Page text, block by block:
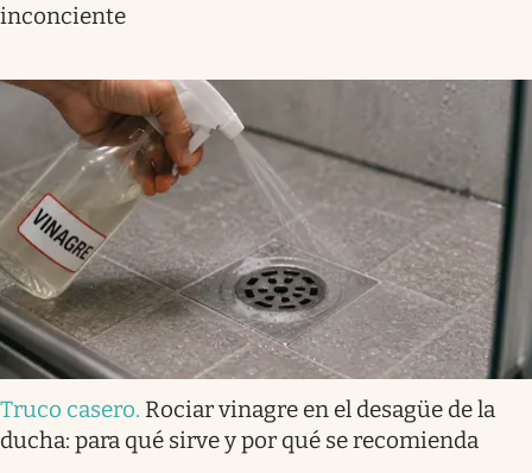
inconciente
Truco casero. Rociar vinagre en el desagüe de la
ducha: para qué sirve y por qué se recomienda